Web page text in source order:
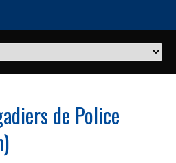
de Police